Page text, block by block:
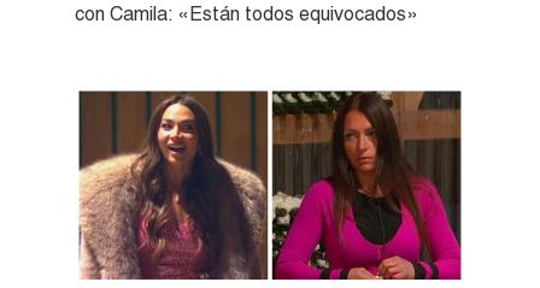
con Camila: «Están todos equivocados»